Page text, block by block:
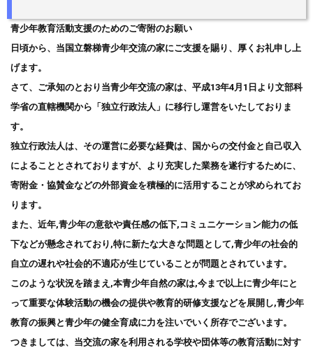
青少年教育活動支援のためのご寄附のお願い
日頃から、当国立磐梯青少年交流の家にご支援を賜り、厚くお礼申し上
げます。
さて、ご承知のとおり当青少年交流の家は、平成13年4月1日より文部科
学省の直轄機関から「独立行政法人」に移行し運営をいたしておりま
す。
独立行政法人は、その運営に必要な経費は、国からの交付金と自己収入
によることとされておりますが、より充実した業務を遂行するために、
寄附金・協賛金などの外部資金を積極的に活用することが求められてお
ります。
また、近年,青少年の意欲や責任感の低下,コミュニケーション能力の低
下などが懸念されており,特に新たな大きな問題として,青少年の社会的
自立の遅れや社会的不適応が生じていることが問題とされています。
このような状況を踏まえ,本青少年自然の家は,今まで以上に青少年にと
って重要な体験活動の機会の提供や教育的研修支援などを展開し,青少年
教育の振興と青少年の健全育成に力を注いでいく所存でございます。
つきましては、当交流の家を利用される学校や団体等の教育活動に対す